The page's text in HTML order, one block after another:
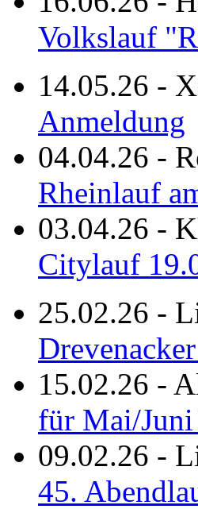
Volkslauf
14.05.26 -
Anmeldung
04.04.26 -
Rheinlauf
03.04.26 -
Citylauf
25.02.26 -
15.02.26 -
für Mai/Juni
09.02.26 -
45.